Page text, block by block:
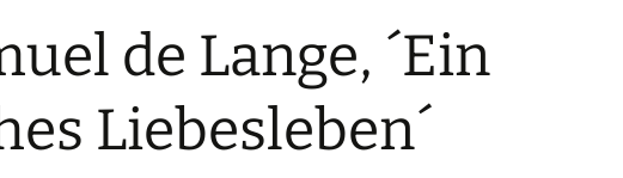
24-11-2024 Van
Goghkerkje
12-11-2023 Knoptoren
Bush, Farewell Earth’s
bliss
Dvořák, Op. 96
de Lange, ´Ein
Liebesleben´